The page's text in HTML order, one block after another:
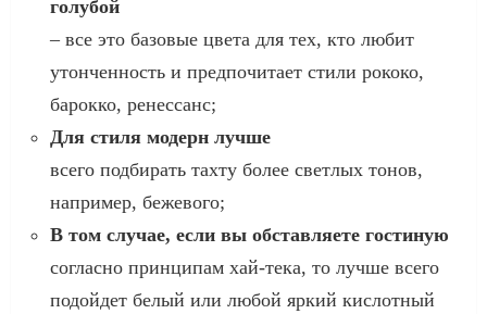
голубой
– все это базовые цвета для тех, кто любит
утонченность и предпочитает стили рококо,
барокко, ренессанс;
Для стиля модерн лучше
всего подбирать тахту более светлых тонов,
например, бежевого;
В том случае, если вы обставляете гостиную
согласно принципам хай-тека, то лучше всего
подойдет белый или любой яркий кислотный